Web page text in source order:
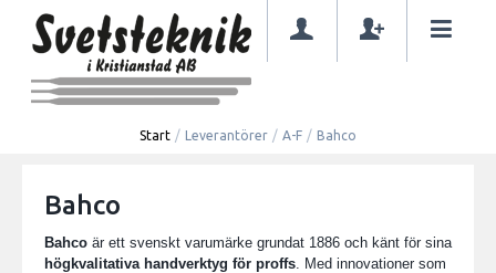
Start / Leverantörer / A-F / Bahco
Bahco
Bahco är ett svenskt varumärke grundat 1886 och känt för sina
högkvalitativa handverktyg för proffs . Med innovationer som